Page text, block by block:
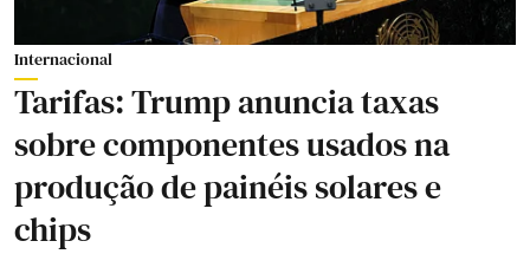
Internacional
Tarifas: Trump anuncia taxas
sobre componentes usados na
produção de painéis solares e
chips